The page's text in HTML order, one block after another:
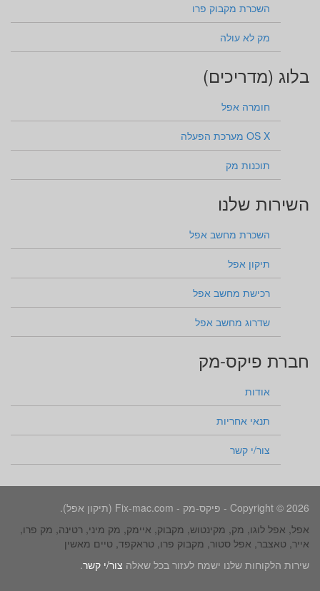
השכרת מקבוק פרו
מק לא עולה
בלוג (מדריכים)
חומרה אפל
OS X מערכת הפעלה
תוכנות מק
השירות שלנו
השכרת מחשב אפל
תיקון אפל
רכישת מחשב אפל
שדרוג מחשב אפל
חברת פיקס-מק
אודות
תנאי אחריות
צור/י קשר
Copyright © 2026 - פיקס-מק - Fix-mac.com (תיקון אפל).
אפל, אפל לוגו, מק, מקינטוש, מקבוק, איימק, מק מיני, רטינה, מק פרו,
אייר, טאצבר, אפל סטור, מקבוק פרו, טראקפד, טיים מאשין
שירות הלקוחות שלנו ישמח לעזור בכל שאלה צור/י קשר.